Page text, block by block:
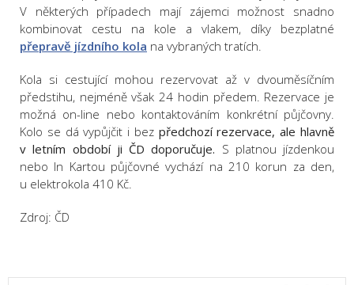
V některých případech mají zájemci možnost snadno
kombinovat cestu na kole a vlakem, díky bezplatné
přepravě jízdního kola na vybraných tratích.
Kola si cestující mohou rezervovat až v dvouměsíčním
předstihu, nejméně však 24 hodin předem. Rezervace je
možná on-line nebo kontaktováním konkrétní půjčovny.
Kolo se dá vypůjčit i bez předchozí rezervace, ale hlavně
v letním období ji ČD doporučuje. S platnou jízdenkou
nebo In Kartou půjčovné vychází na 210 korun za den,
u elektrokola 410 Kč.
Zdroj: ČD